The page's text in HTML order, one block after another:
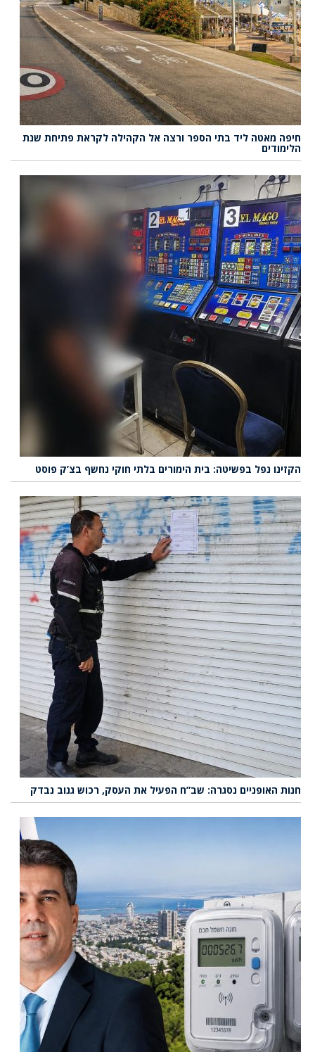
חיפה מאטה ליד בתי הספר ורצה אל הקהילה לקראת פתיחת שנת
הלימודים
הקזינו נפל בפשיטה: בית הימורים בלתי חוקי נחשף בצ’ק פוסט
חנות האופניים נסגרה: שב”ח הפעיל את העסק, רכוש גנוב נבדק